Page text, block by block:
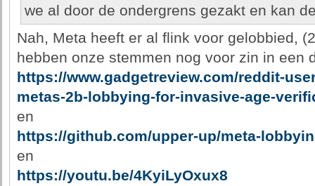
we al door de ondergrens gezakt en kan
Nah, Meta heeft er al flink voor gelobbied,
hebben onze stemmen nog voor zin in een
https://www.gadgetreview.com/reddit-
metas-2b-lobbying-for-invasive-age-
en
https://github.com/upper-up/meta-
en
https://youtu.be/4KyiLyOxux8